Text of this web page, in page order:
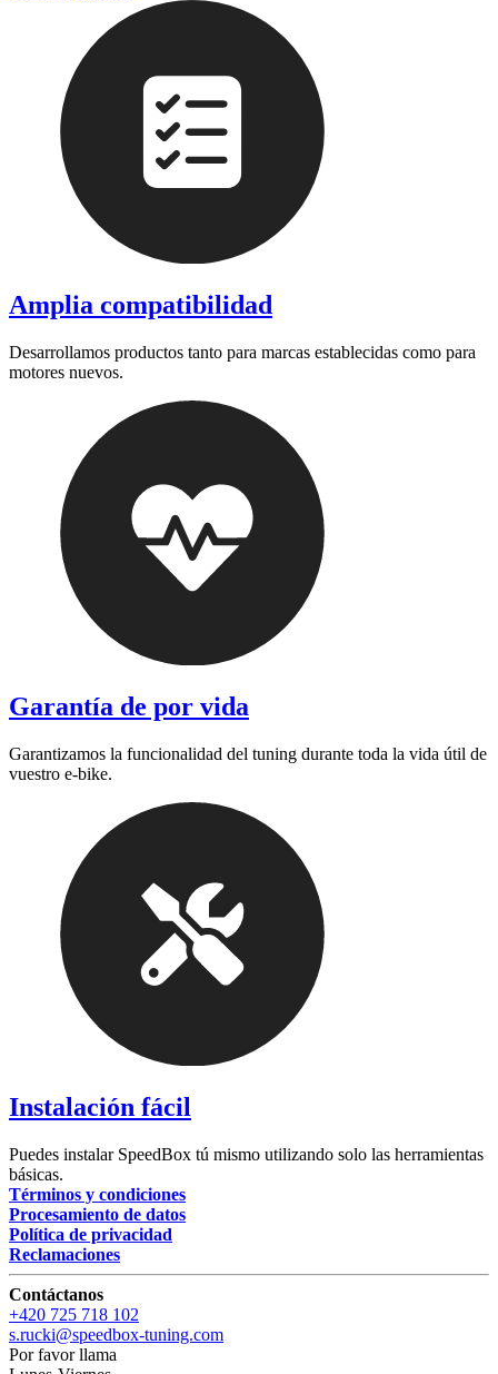
Amplia compatibilidad
Desarrollamos productos tanto para marcas establecidas como para
motores nuevos.
Garantía de por vida
Garantizamos la funcionalidad del tuning durante toda la vida útil de
vuestro e-bike.
Instalación fácil
Puedes instalar SpeedBox tú mismo utilizando solo las herramientas
básicas.
Términos y condiciones
Procesamiento de datos
Política de privacidad
Reclamaciones
Contáctanos
+420 725 718 102
s.rucki@speedbox-tuning.com
Por favor llama